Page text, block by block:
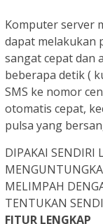
Komputer server
dapat melakukan
sangat cepat dan
beberapa detik (
SMS ke nomor
otomatis cepat,
pulsa yang
DIPAKAI SENDIRI
MELIMPAH
TENTUKAN
FITUR LENGKAP